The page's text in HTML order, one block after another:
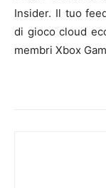
Insider. Il tuo
di gioco cloud
membri Xbox